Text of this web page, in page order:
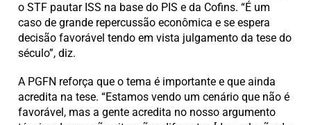
o STF pautar ISS na base do PIS e da Cofins. “É um
caso de grande repercussão econômica e se espera
decisão favorável tendo em vista julgamento da tese do
século”, diz.
A PGFN reforça que o tema é importante e que ainda
acredita na tese. “Estamos vendo um cenário que não é
favorável, mas a gente acredita no nosso argumento